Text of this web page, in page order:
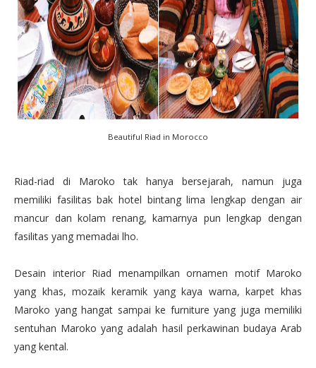
Beautiful Riad in Morocco
Riad-riad di Maroko tak hanya bersejarah, namun juga
memiliki fasilitas bak hotel bintang lima lengkap dengan air
mancur dan kolam renang, kamarnya pun lengkap dengan
fasilitas yang memadai lho.
Desain interior Riad menampilkan ornamen motif Maroko
yang khas, mozaik keramik yang kaya warna, karpet khas
Maroko yang hangat sampai ke furniture yang juga memiliki
sentuhan Maroko yang adalah hasil perkawinan budaya Arab
yang kental.